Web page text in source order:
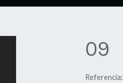
09
Referencia: